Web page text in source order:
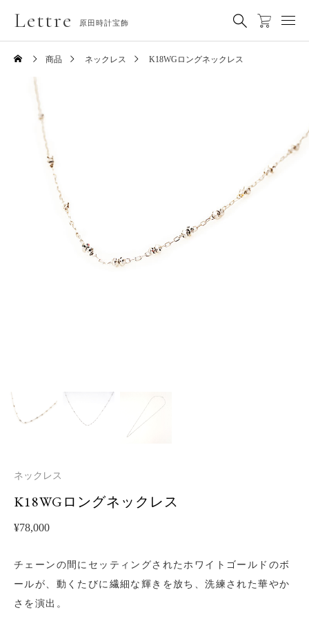
Lettre 原田時計宝飾
商品 ネックレス K18WGロングネックレス
ネックレス
K18WGロングネックレス
¥78,000
チェーンの間にセッティングされたホワイトゴールドのボ
ールが、動くたびに繊細な輝きを放ち、洗練された華やか
さを演出。